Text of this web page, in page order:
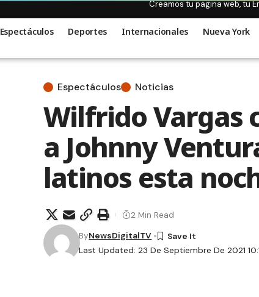
Creamos tu pagina web, tu
Espectáculos Deportes Internacionales Nueva York
Espectáculos Noticias
Wilfrido Vargas
a Johnny
latinos esta
Last Updated: 23 De Septiembre De 2021
ByNewsDigitalTV
2 Min Read